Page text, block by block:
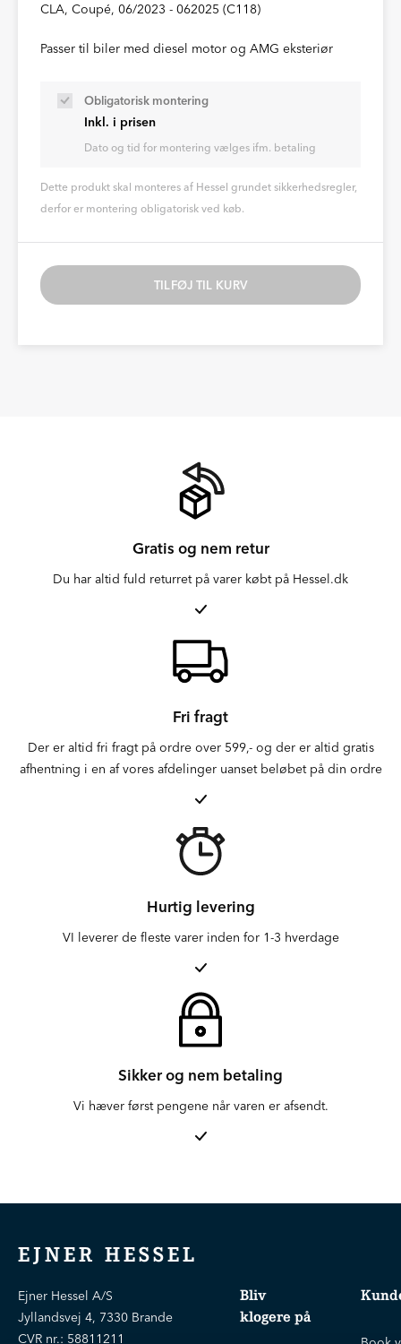
CLA, Coupé, 06/2023 - 062025 (C118)
Passer til biler med diesel motor og AMG eksteriør
Obligatorisk montering
Inkl. i prisen
Dato og tid for montering vælges ifm. betaling
Dette produkt skal monteres af Hessel grundet sikkerhedsregler,
derfor er montering obligatorisk ved køb.
TILFØJ TIL KURV
Gratis og nem retur
Du har altid fuld returret på varer købt på Hessel.dk
Fri fragt
Der er altid fri fragt på ordre over 599,- og der er altid gratis
afhentning i en af vores afdelinger uanset beløbet på din ordre
Hurtig levering
VI leverer de fleste varer inden for 1-3 hverdage
Sikker og nem betaling
Vi hæver først pengene når varen er afsendt.
EJNER HESSEL
Ejner Hessel A/S
Jyllandsvej 4, 7330 Brande
CVR nr.: 58811211
Bliv
klogere på